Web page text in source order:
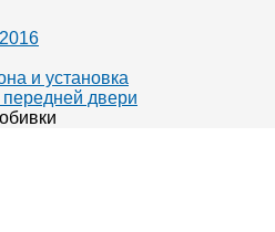
и установка
передней двери